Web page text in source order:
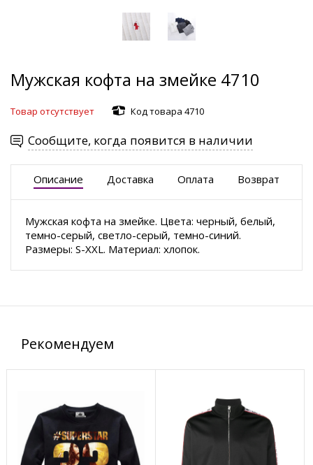
Мужская кофта на змейке 4710
Товар отсутствует Код товара 4710
Сообщите, когда появится в наличии
Описание Доставка Оплата Возврат
Мужская кофта на змейке. Цвета: черный, белый,
темно-серый, светло-серый, темно-синий.
Размеры: S-XXL. Материал: хлопок.
Рекомендуем